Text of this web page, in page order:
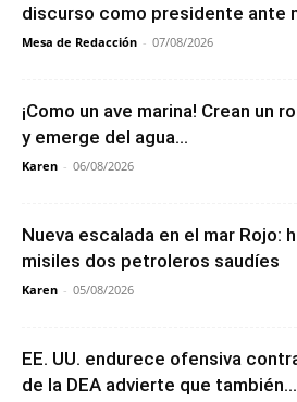
discurso como presidente ante
Mesa de Redacción - 07/08/2026
¡Como un ave marina! Crean un
y emerge del agua...
Karen - 06/08/2026
Nueva escalada en el mar Rojo:
misiles dos petroleros saudíes
Karen - 05/08/2026
EE. UU. endurece ofensiva
de la DEA advierte que también...